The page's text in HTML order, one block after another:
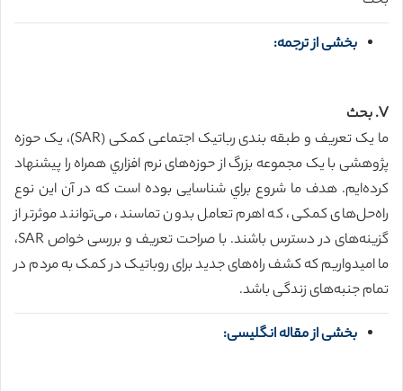
بخشی از ترجمه:
V. بحث
ما یک تعریف و طبقه بندی رباتیک اجتماعی کمکی (SAR)، یک حوزه
پژوهشی با یک مجموعه بزرگ از حوزه‌های نرم افزاري همراه را پیشنهاد
کرده‌ايم. هدف ما شروع براي شناسایی بوده است که در آن این نوع
راه‌حل‌های کمکی، که اهرم تعامل بدون تماسند، می‌توانند موثرتر از
گزینه‌های در دسترس باشند. با صراحت تعریف و بررسی خواص SAR،
ما امیدواریم که کشف راه‌های جدید برای روباتیک در کمک به مردم در
تمام جنبه‌های زندگی باشد.
بخشی از مقاله انگلیسی: